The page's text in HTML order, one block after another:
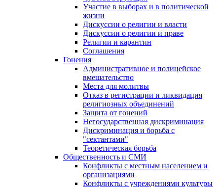
Участие в выборах и в политической
жизни
Дискуссии о религии и власти
Дискуссии о религии и праве
Религии и карантин
Соглашения
Гонения
Административное и полицейское
вмешательство
Места для молитвы
Отказ в регистрации и ликвидация
религиозных объединений
Защита от гонений
Негосударственная дискриминация
Дискриминация и борьба с
"сектантами"
Теоретическая борьба
Общественность и СМИ
Конфликты с местным населением и
организациями
Конфликты с учреждениями культуры